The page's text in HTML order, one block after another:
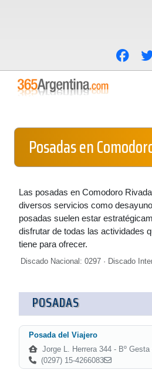
Posadas en
Las posadas en Comodoro
diversos servicios como
posadas suelen estar
disfrutar de todas las actividades
tiene para ofrecer.
Discado Nacional: 0297 · Discado
POSADAS
Posada del Viajero
Jorge L. Herrera 344 - Bº
(0297) 15-4266083